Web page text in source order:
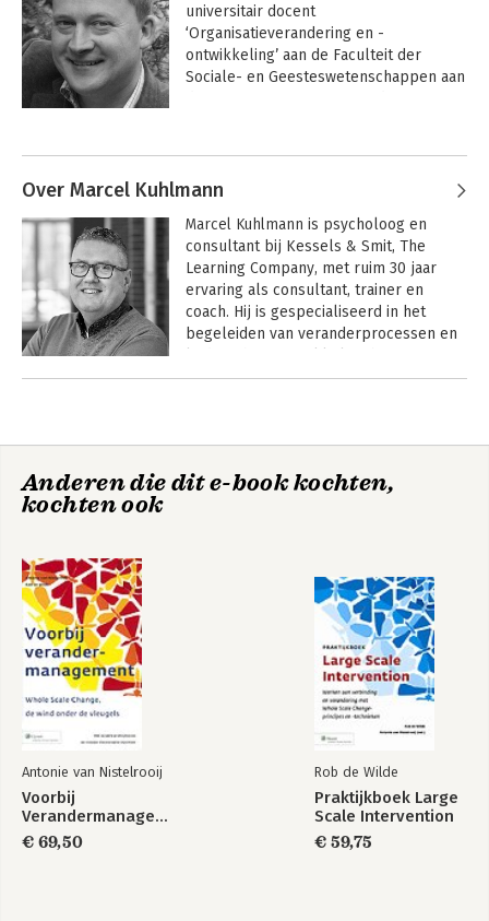
universitair docent
‘Organisatieverandering en -
ontwikkeling’ aan de Faculteit der
Sociale- en Geesteswetenschappen aan
Psychologie van
Imperfecte adviseur
Embracing
Organisational
Development and
Change
Praktijkboek Large
Scale Intervention
Over Marcel Kuhlmann
Marcel Kuhlmann is psycholoog en
consultant bij Kessels & Smit, The
Learning Company, met ruim 30 jaar
ervaring als consultant, trainer en
coach. Hij is gespecialiseerd in het
begeleiden van veranderprocessen en
organisaties. In zijn werk richt hij zich
ontwikkeling ontstaat door een ‘sociaal-
dialoog en afstemming centraal staan.
Imperfecte adviseur.
Psychologie van
veranderen
Imperfecte adviseur
Bekijk alle boeken
Anderen die dit e-book kochten,
kochten ook
Antonie van Nistelrooij
Voorbij
Verandermanagement
€ 69,50
Rob de Wilde
Praktijkboek Large
Scale Intervention
€ 59,75